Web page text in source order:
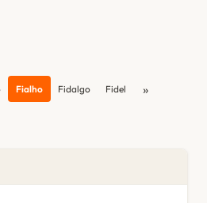
Fialho Fidalgo Fidel »